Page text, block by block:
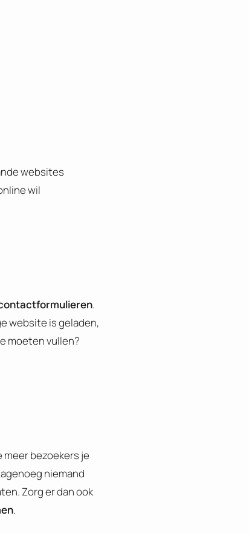
websites
wil
.
website is geladen,
moeten vullen?
bezoekers je
niemand
Zorg er dan ook
.